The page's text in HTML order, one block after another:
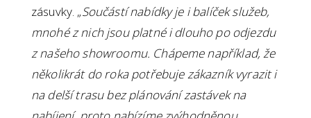
zásuvky. „Součástí nabídky je i balíček služeb,
mnohé z nich jsou platné i dlouho po odjezdu
z našeho showroomu. Chápeme například, že
několikrát do roka potřebuje zákazník vyrazit i
na delší trasu bez plánování zastávek na